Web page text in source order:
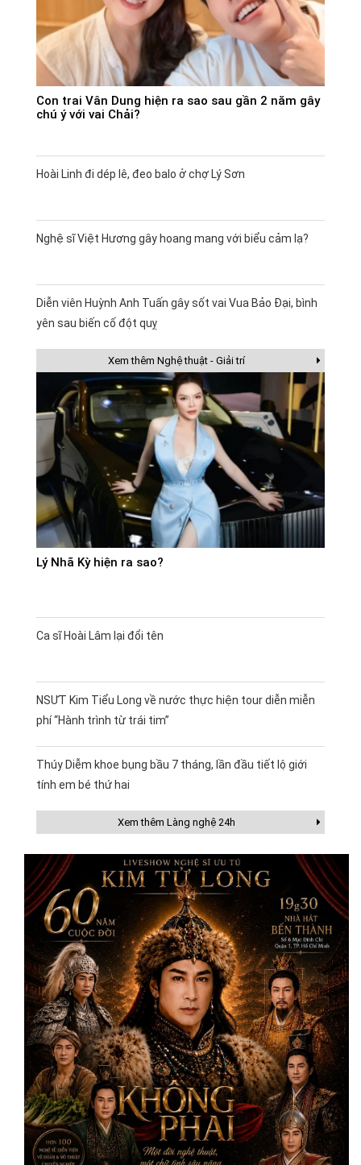
Con trai Vân Dung hiện ra sao sau gần 2 năm gây
chú ý với vai Chải?
Hoài Linh đi dép lê, đeo balo ở chợ Lý Sơn
Nghệ sĩ Việt Hương gây hoang mang với biểu cảm lạ?
Diễn viên Huỳnh Anh Tuấn gây sốt vai Vua Bảo Đại, bình
yên sau biến cố đột quỵ
Xem thêm Nghệ thuật - Giải trí
Lý Nhã Kỳ hiện ra sao?
Ca sĩ Hoài Lâm lại đổi tên
NSƯT Kim Tiểu Long về nước thực hiện tour diễn miễn
phí “Hành trình từ trái tim”
Thúy Diễm khoe bụng bầu 7 tháng, lần đầu tiết lộ giới
tính em bé thứ hai
Xem thêm Làng nghệ 24h